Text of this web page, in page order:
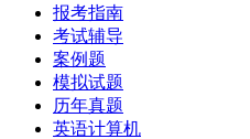
报考指南
考试辅导
案例题
模拟试题
历年真题
英语计算机